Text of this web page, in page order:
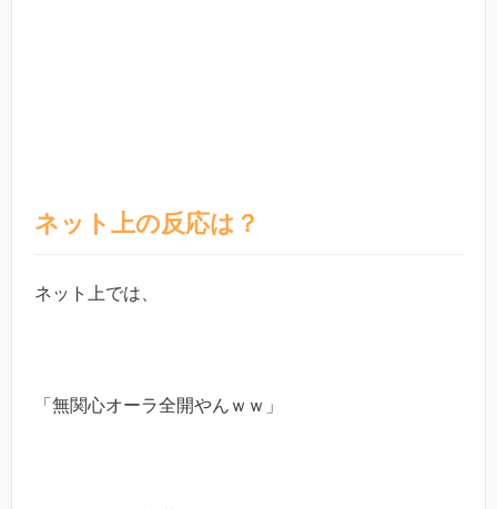
ネット上の反応は？
ネット上では、
「無関心オーラ全開やんｗｗ」